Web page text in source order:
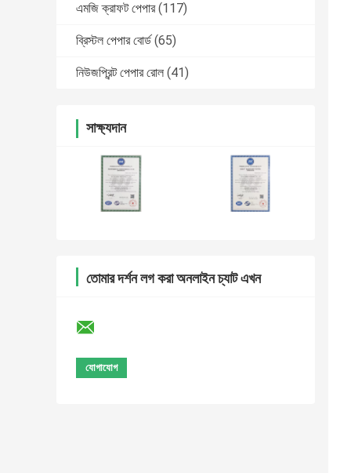
এমজি ক্রাফট পেপার (117)
ব্রিস্টল পেপার বোর্ড (65)
নিউজপ্রিন্ট পেপার রোল (41)
সাক্ষ্যদান
তোমার দর্শন লগ করা অনলাইন চ্যাট এখন